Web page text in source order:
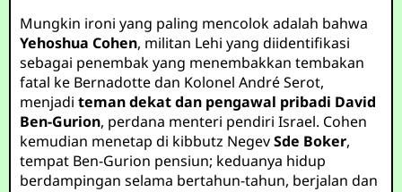
Mungkin ironi yang paling mencolok adalah bahwa
Yehoshua Cohen, militan Lehi yang diidentifikasi
sebagai penembak yang menembakkan tembakan
fatal ke Bernadotte dan Kolonel André Serot,
menjaditeman dekat dan pengawal pribadi David
Ben-Gurion, perdana menteri pendiri Israel. Cohen
kemudian menetap di kibbutz NegevSde Boker,
tempat Ben-Gurion pensiun; keduanya hidup
berdampingan selama bertahun-tahun, berjalan dan